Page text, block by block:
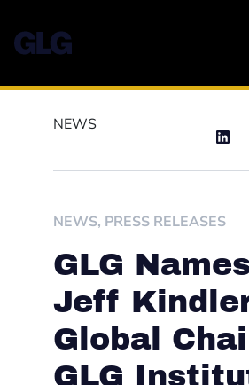
NEWS
NEWS, PRESS RELEASES
GLG
Jeff
Global
GLG